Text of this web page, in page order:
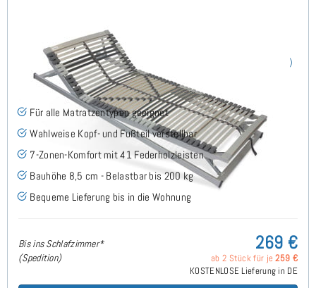
Nimbo 44 KFV - Lattenrost 80x190 cm (76)
Für alle Matratzentypen geeignet
Wahlweise Kopf- und Fußteil verstellbar
7-Zonen-Komfort mit 41 Federholzleisten
Bauhöhe 8,5 cm - Belastbar bis 200 kg
Bequeme Lieferung bis in die Wohnung
Bis ins Schlafzimmer*
(Spedition)
269 €
ab 2 Stück für je259 €
KOSTENLOSE Lieferung in DE